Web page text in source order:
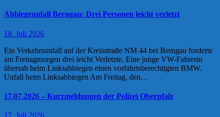
Abbiegeunfall Berngau: Drei Personen leicht verletzt
18. Juli 2026
Ein Verkehrsunfall auf der Kreisstraße NM 44 bei Berngau forderte
am Freitagmorgen drei leicht Verletzte. Eine junge VW-Fahrerin
übersah beim Linksabbiegen einen vorfahrtsberechtigten BMW.
Unfall beim Linksabbiegen Am Freitag, den…
17.07.2026 – Kurzmeldungen der Polizei Oberpfalz